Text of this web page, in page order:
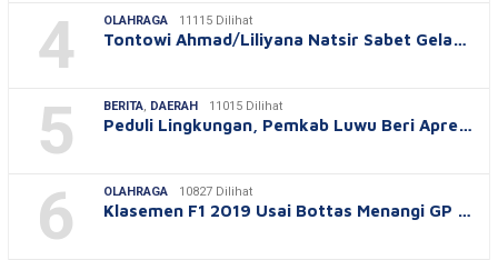
4 OLAHRAGA 11115 Dilihat
Tontowi Ahmad/Liliyana Natsir Sabet Gela…
5 BERITA DAERAH 11015 Dilihat
Peduli Lingkungan, Pemkab Luwu Beri Apre…
6 OLAHRAGA 10827 Dilihat
Klasemen F1 2019 Usai Bottas Menangi GP …